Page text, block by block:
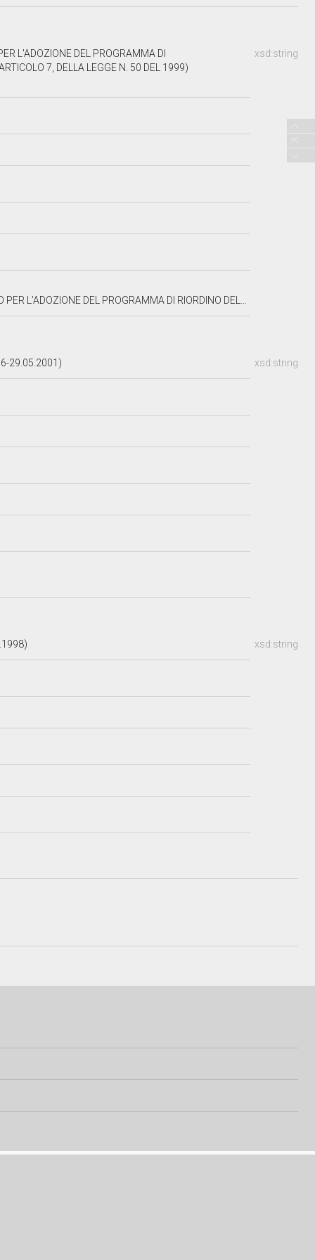
xsd:string
L'ADOZIONE DEL PROGRAMMA DI
7, DELLA LEGGE N. 50 DEL 1999)
LEGISLATIVE E REGOLAMENTARI, (AI SENSI DELL'ARTICOLO 7, DELLA LEGGE N. 50 DEL 1999)
xsd:string
29.05.2001)
xsd:string